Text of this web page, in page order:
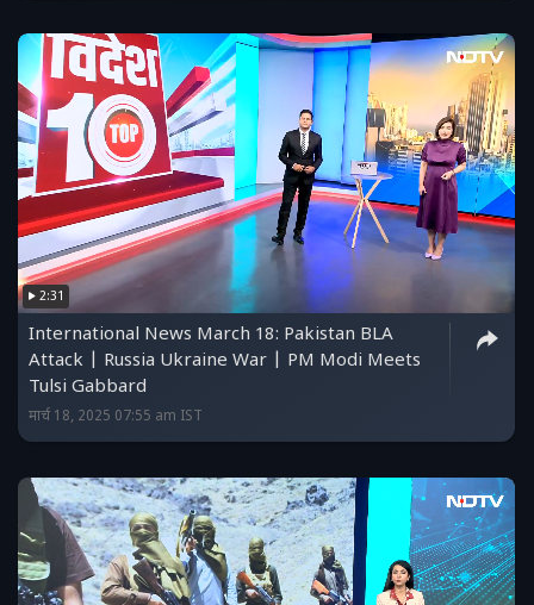
2:31
International News March 18: Pakistan BLA
Attack | Russia Ukraine War | PM Modi Meets
Tulsi Gabbard
मार्च 18, 2025 07:55 am IST